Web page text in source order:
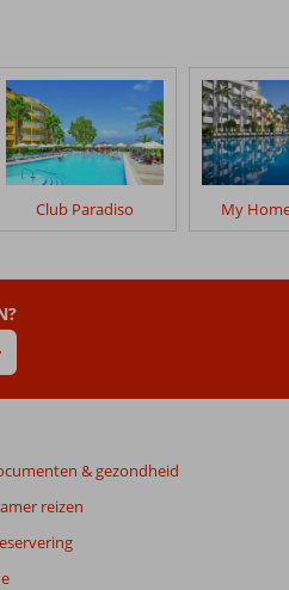
Club Paradiso My
& gezondheid
reizen